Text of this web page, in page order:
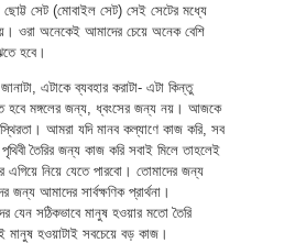
সেট (মোবাইল সেট) সেই সেটের মধ্যে
ওরা অনেকেই আমাদের চেয়ে অনেক বেশি
হবে।
এটাকে ব্যবহার করাটা- এটা কিন্তু
হবে মঙ্গলের জন্য, ধ্বংসের জন্য নয়। আজকে
আমরা যদি মানব কল্যাণে কাজ করি, সব
পৃথিবী তৈরির জন্য কাজ করি সবাই মিলে তাহলেই
এগিয়ে নিয়ে যেতে পারবো। তোমাদের জন্য
জন্য আমাদের সার্বক্ষণিক প্রার্থনা।
যেন সঠিকভাবে মানুষ হওয়ার মতো তৈরি
হওয়াটাই সবচেয়ে বড় কাজ।